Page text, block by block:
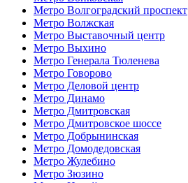
Метро Волгоградский проспект
Метро Волжская
Метро Выставочный центр
Метро Выхино
Метро Генерала Тюленева
Метро Говорово
Метро Деловой центр
Метро Динамо
Метро Дмитровская
Метро Дмитровское шоссе
Метро Добрынинская
Метро Домодедовская
Метро Жулебино
Метро Зюзино